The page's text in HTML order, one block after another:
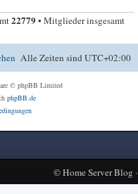
22779• Mitglieder insgesamt
Alle Zeiten sindUTC+02:00
© phpBB Limited
phpBB.de
©Home Server Blog